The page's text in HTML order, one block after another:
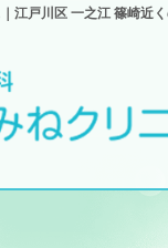
江戸川区 一之江 篠崎近